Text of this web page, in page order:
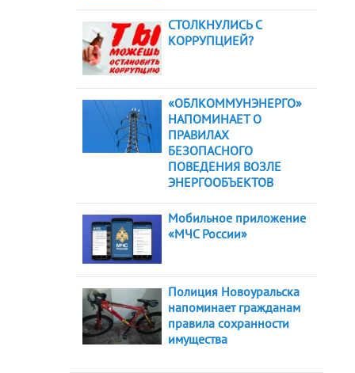
СТОЛКНУЛИСЬ С
КОРРУПЦИЕЙ?
«ОБЛКОММУНЭНЕРГО»
НАПОМИНАЕТ О
ПРАВИЛАХ
БЕЗОПАСНОГО
ПОВЕДЕНИЯ ВОЗЛЕ
ЭНЕРГООБЪЕКТОВ
Мобильное приложение
«МЧС России»
Полиция Новоуральска
напоминает гражданам
правила сохранности
имущества